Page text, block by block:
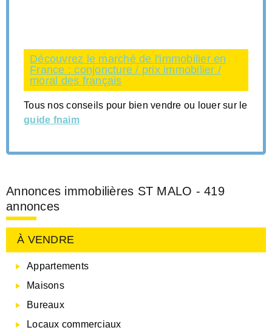
Découvrez le marché de l'immobilier en
France : conjoncture / prix immobilier /
moral des français
Tous nos conseils pour bien vendre ou louer sur le
guide fnaim
Annonces immobilières ST MALO - 419
annonces
À VENDRE
Appartements
Maisons
Bureaux
Locaux commerciaux